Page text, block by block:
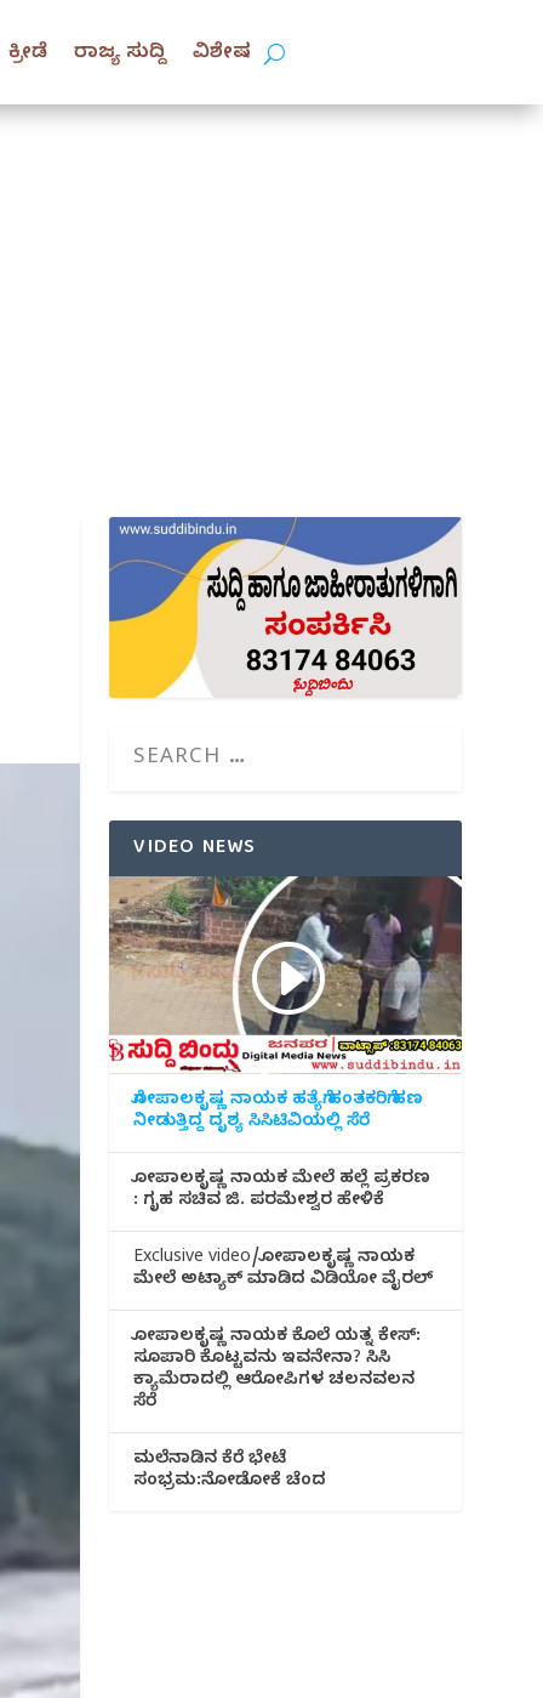
ಕ್ರೀಡೆ ರಾಜ್ಯ ಸುದ್ದಿ ವಿಶೇಷ
VIDEO NEWS
ಗೋಪಾಲಕೃಷ್ಣ ನಾಯಕ ಹತ್ಯೆಗೆ ಹಂತಕರಿಗೆ ಹಣ
ನೀಡುತ್ತಿದ್ದ ದೃಶ್ಯ ಸಿಸಿಟಿವಿಯಲ್ಲಿ ಸೆರೆ
ಗೋಪಾಲಕೃಷ್ಣ ನಾಯಕ ಮೇಲೆ ಹಲ್ಲೆ ಪ್ರಕರಣ
: ಗೃಹ ಸಚಿವ ಜಿ. ಪರಮೇಶ್ವರ ಹೇಳಿಕೆ
Exclusive video/ಗೋಪಾಲಕೃಷ್ಣ ನಾಯಕ
ಮೇಲೆ ಅಟ್ಯಾಕ್ ಮಾಡಿದ ವಿಡಿಯೋ ವೈರಲ್
ಗೋಪಾಲಕೃಷ್ಣ ನಾಯಕ ಕೊಲೆ ಯತ್ನ ಕೇಸ್:
ಸೂಪಾರಿ ಕೊಟ್ಟವನು ಇವನೇನಾ? ಸಿಸಿ
ಕ್ಯಾಮೆರಾದಲ್ಲಿ ಆರೋಪಿಗಳ ಚಲನವಲನ
ಸೆರೆ
ಮಲೆನಾಡಿ‌ನ ಕೆರೆ ಭೇಟೆ
ಸಂಭ್ರಮ:ನೋಡೋಕೆ ಚೆಂದ